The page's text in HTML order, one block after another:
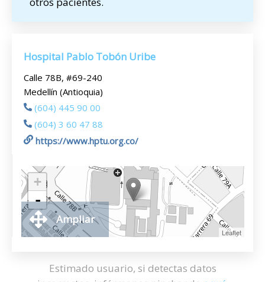
Hospital Pablo Tobón Uribe
Calle 78B, #69-240
Medellín (Antioquia)
(604) 445 90 00
(604) 3 60 47 88
https://www.hptu.org.co/
+
-
Leaflet
Ampliar
Estimado usuario, si detectas datos